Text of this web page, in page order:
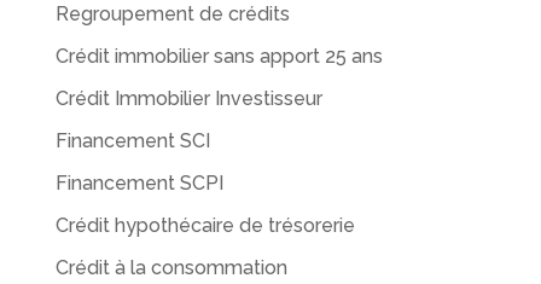
Regroupement de crédits
Crédit immobilier sans apport 25 ans
Crédit Immobilier Investisseur
Financement SCI
Financement SCPI
Crédit hypothécaire de trésorerie
Crédit à la consommation